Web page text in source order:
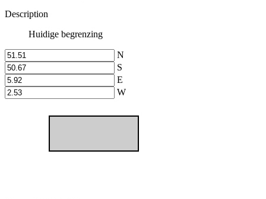
Description
Huidige begrenzing
N
S
E
W